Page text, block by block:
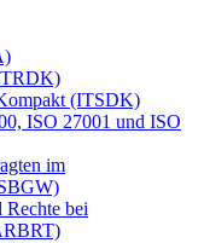
(ITSDK)
ISO 27001 und ISO
im
Rechte bei